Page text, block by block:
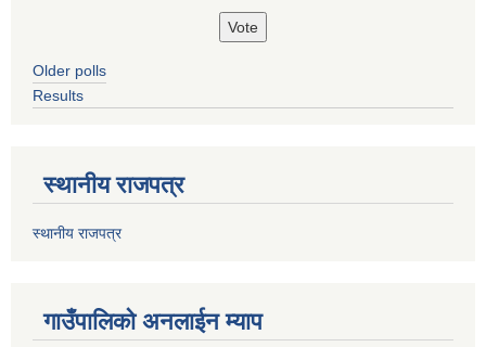
Older polls
Results
स्थानीय राजपत्र
स्थानीय राजपत्र
गाउँपालिको अनलाईन म्याप